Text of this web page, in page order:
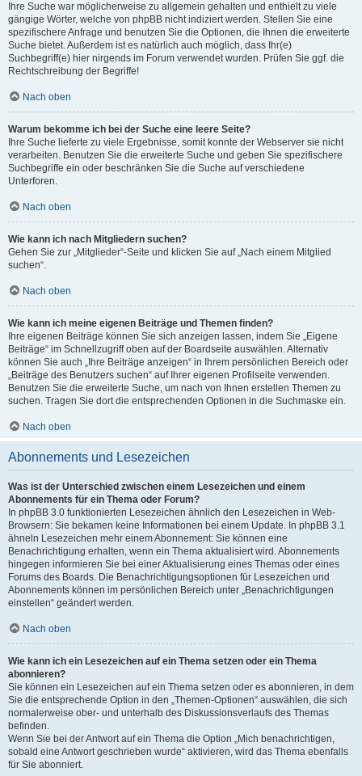
Ihre Suche war möglicherweise zu allgemein gehalten und enthielt zu viele
gängige Wörter, welche von phpBB nicht indiziert werden. Stellen Sie eine
spezifischere Anfrage und benutzen Sie die Optionen, die Ihnen die erweiterte
Suche bietet. Außerdem ist es natürlich auch möglich, dass Ihr(e)
Suchbegriff(e) hier nirgends im Forum verwendet wurden. Prüfen Sie ggf. die
Rechtschreibung der Begriffe!
Nach oben
Warum bekomme ich bei der Suche eine leere Seite?
Ihre Suche lieferte zu viele Ergebnisse, somit konnte der Webserver sie nicht
verarbeiten. Benutzen Sie die erweiterte Suche und geben Sie spezifischere
Suchbegriffe ein oder beschränken Sie die Suche auf verschiedene
Unterforen.
Nach oben
Wie kann ich nach Mitgliedern suchen?
Gehen Sie zur „Mitglieder“-Seite und klicken Sie auf „Nach einem Mitglied
suchen“.
Nach oben
Wie kann ich meine eigenen Beiträge und Themen finden?
Ihre eigenen Beiträge können Sie sich anzeigen lassen, indem Sie „Eigene
Beiträge“ im Schnellzugriff oben auf der Boardseite auswählen. Alternativ
können Sie auch „Ihre Beiträge anzeigen“ in Ihrem persönlichen Bereich oder
„Beiträge des Benutzers suchen“ auf Ihrer eigenen Profilseite verwenden.
Benutzen Sie die erweiterte Suche, um nach von Ihnen erstellen Themen zu
suchen. Tragen Sie dort die entsprechenden Optionen in die Suchmaske ein.
Nach oben
Abonnements und Lesezeichen
Was ist der Unterschied zwischen einem Lesezeichen und einem
Abonnements für ein Thema oder Forum?
In phpBB 3.0 funktionierten Lesezeichen ähnlich den Lesezeichen in Web-
Browsern: Sie bekamen keine Informationen bei einem Update. In phpBB 3.1
ähneln Lesezeichen mehr einem Abonnement: Sie können eine
Benachrichtigung erhalten, wenn ein Thema aktualisiert wird. Abonnements
hingegen informieren Sie bei einer Aktualisierung eines Themas oder eines
Forums des Boards. Die Benachrichtigungsoptionen für Lesezeichen und
Abonnements können im persönlichen Bereich unter „Benachrichtigungen
einstellen“ geändert werden.
Nach oben
Wie kann ich ein Lesezeichen auf ein Thema setzen oder ein Thema
abonnieren?
Sie können ein Lesezeichen auf ein Thema setzen oder es abonnieren, in dem
Sie die entsprechende Option in den „Themen-Optionen“ auswählen, die sich
normalerweise ober- und unterhalb des Diskussionsverlaufs des Themas
befinden.
Wenn Sie bei der Antwort auf ein Thema die Option „Mich benachrichtigen,
sobald eine Antwort geschrieben wurde“ aktivieren, wird das Thema ebenfalls
für Sie abonniert.